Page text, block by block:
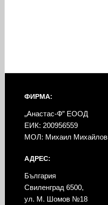
ФИРМА:
„Анастас-Ф” ЕООД
ЕИК: 200956559
МОЛ: Михаил Михайлов
АДРЕС:
България
Свиленград 6500,
ул. М. Шомов №18